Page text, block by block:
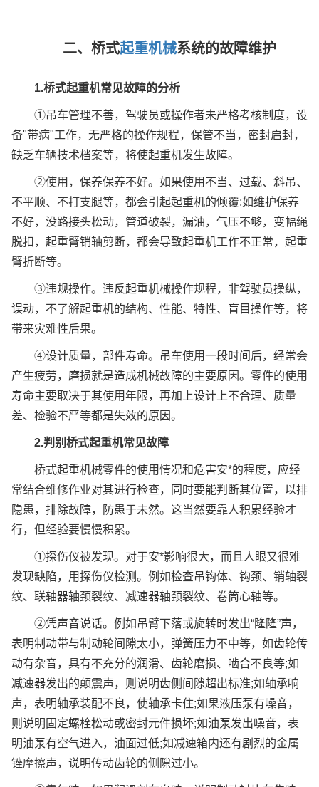
二、桥式起重机械系统的故障维护
1.桥式起重机常见故障的分析
①吊车管理不善，驾驶员或操作者未严格考核制度，设
备"带病"工作，无严格的操作规程，保管不当，密封启封，
缺乏车辆技术档案等，将使起重机发生故障。
②使用，保养保养不好。如果使用不当、过载、斜吊、
不平顺、不打支腿等，都会引起起重机的倾覆;如维护保养
不好，没路接头松动，管道破裂，漏油，气压不够，变幅绳
脱扣，起重臂销轴剪断，都会导致起重机工作不正常，起重
臂折断等。
③违规操作。违反起重机械操作规程，非驾驶员操纵，
误动，不了解起重机的结构、性能、特性、盲目操作等，将
带来灾难性后果。
④设计质量，部件寿命。吊车使用一段时间后，经常会
产生疲劳，磨损就是造成机械故障的主要原因。零件的使用
寿命主要取决于其使用年限，再加上设计上不合理、质量
差、检验不严等都是失效的原因。
2.判别桥式起重机常见故障
桥式起重机械零件的使用情况和危害安*的程度，应经
常结合维修作业对其进行检查，同时要能判断其位置，以排
隐患，排除故障，防患于未然。这当然要靠人积累经验才
行，但经验要慢慢积累。
①探伤仪被发现。对于安*影响很大，而且人眼又很难
发现缺陷，用探伤仪检测。例如检查吊钩体、钩颈、销轴裂
纹、联轴器轴颈裂纹、减速器轴颈裂纹、卷筒心轴等。
②凭声音说话。例如吊臂下落或旋转时发出“隆隆”声，
表明制动带与制动轮间隙太小，弹簧压力不中等，如齿轮传
动有杂音，具有不充分的润滑、齿轮磨损、啮合不良等;如
减速器发出的颠震声，则说明齿侧间隙超出标准;如轴承响
声，表明轴承装配不良，使轴承卡住;如果液压泵有噪音，
则说明固定螺栓松动或密封元件损坏;如油泵发出噪音，表
明油泵有空气进入，油面过低;如减速箱内还有剧烈的金属
锉摩擦声，说明传动齿轮的侧隙过小。